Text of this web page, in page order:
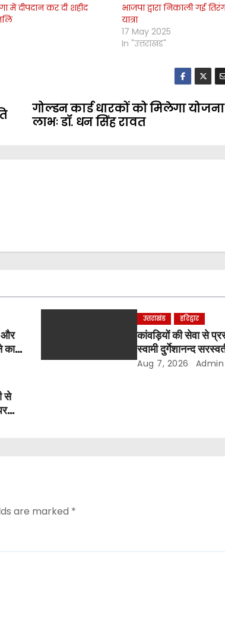
में दीपदान कर दी शहीद
भाजपा द्वारा निकाली गई
यात्रा
17 May 2025
In "उत्तराखंड"
गोल्डन कार्ड धारकों को मिलेगा
लाभः डॉ. धन सिंह रावत
और
का
उत्तराखंड हरिद्वार
कांवड़ियों की सेवा से
स्वामी दुर्गेशानन्द
Aug 7, 2026 Admin
से
are marked *